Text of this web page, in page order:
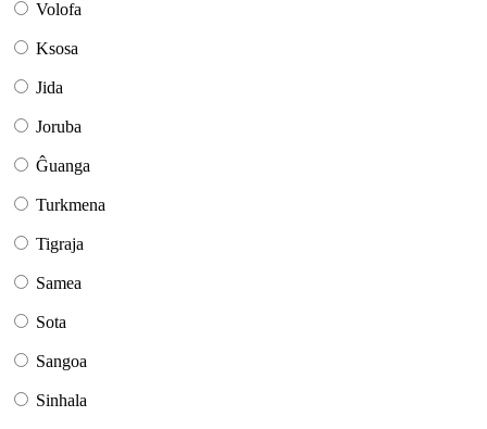
Volofa
Ksosa
Jida
Joruba
Ĝuanga
Turkmena
Tigraja
Samea
Sota
Sangoa
Sinhala